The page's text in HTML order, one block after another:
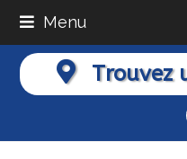
Menu
Trouvez